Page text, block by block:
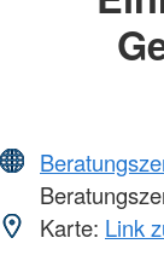
Karte: Link